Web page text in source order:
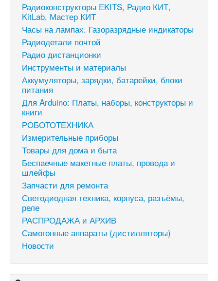
Радиоконструкторы EKITS, Радио КИТ,
KitLab, Мастер КИТ
Часы на лампах. Газоразрядные индикаторы
Радиодетали почтой
Радио дистанционки
Инструменты и материалы
Аккумуляторы, зарядки, батарейки, блоки
питания
Для Arduino: Платы, наборы, конструкторы и
книги
РОБОТОТЕХНИКА
Измерительные приборы
Товары для дома и быта
Беспаечные макетные платы, провода и
шлейфы
Запчасти для ремонта
Светодиодная техника, корпуса, разъёмы,
реле
РАСПРОДАЖА и АРХИВ
Самогонные аппараты (дистилляторы)
Новости